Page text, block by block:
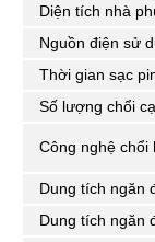
Diện tích nhà
Nguồn điện sử
Thời gian sạc
Số lượng chổi
Công nghệ chổi
Dung tích ngăn
Dung tích ngăn